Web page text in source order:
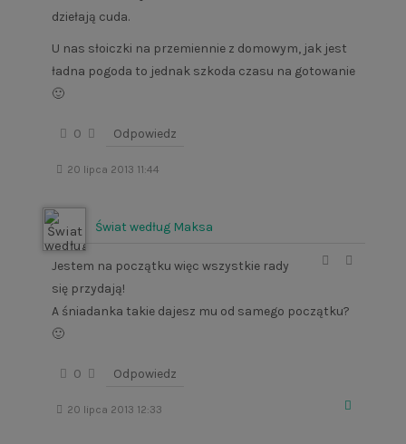
dziełają cuda.
U nas słoiczki na przemiennie z domowym, jak jest
ładna pogoda to jednak szkoda czasu na gotowanie
🙂
0 Odpowiedz
20 lipca 2013 11:44
Świat według Maksa
Jestem na początku więc wszystkie rady
się przydają!
A śniadanka takie dajesz mu od samego początku?
🙂
0 Odpowiedz
20 lipca 2013 12:33